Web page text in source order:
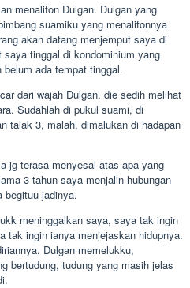
menalifon Dulgan. Dulgan yang
suamiku yang menalifonnya
akan datang menjemput saya di
tinggal di kondominium yang
ada tempat tinggal.
dari wajah Dulgan. die sedih melihat
Sudahlah di pukul suami, di
talak 3, malah, dimalukan di hadapan
jg terasa menyesal atas apa yang
3 tahun saya menjalin hubungan
begituu jadinya.
meninggalkan saya, saya tak ingin
tak ingin ianya menjejaskan hidupnya.
Dulgan memelukku,
bertudung, tudung yang masih jelas